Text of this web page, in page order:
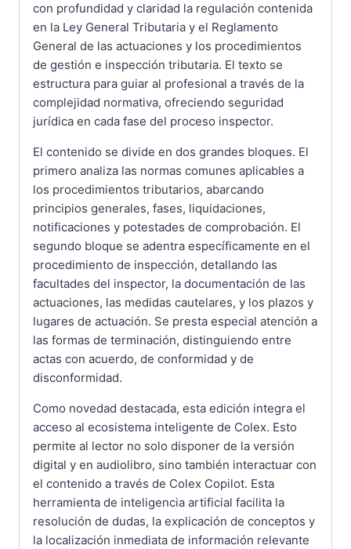
con profundidad y claridad la regulación contenida
en la Ley General Tributaria y el Reglamento
General de las actuaciones y los procedimientos
de gestión e inspección tributaria. El texto se
estructura para guiar al profesional a través de la
complejidad normativa, ofreciendo seguridad
jurídica en cada fase del proceso inspector.
El contenido se divide en dos grandes bloques. El
primero analiza las normas comunes aplicables a
los procedimientos tributarios, abarcando
principios generales, fases, liquidaciones,
notificaciones y potestades de comprobación. El
segundo bloque se adentra específicamente en el
procedimiento de inspección, detallando las
facultades del inspector, la documentación de las
actuaciones, las medidas cautelares, y los plazos y
lugares de actuación. Se presta especial atención a
las formas de terminación, distinguiendo entre
actas con acuerdo, de conformidad y de
disconformidad.
Como novedad destacada, esta edición integra el
acceso al ecosistema inteligente de Colex. Esto
permite al lector no solo disponer de la versión
digital y en audiolibro, sino también interactuar con
el contenido a través de Colex Copilot. Esta
herramienta de inteligencia artificial facilita la
resolución de dudas, la explicación de conceptos y
la localización inmediata de información relevante